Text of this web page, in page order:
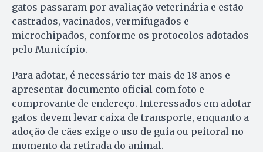
gatos passaram por avaliação veterinária e estão
castrados, vacinados, vermifugados e
microchipados, conforme os protocolos adotados
pelo Município.
Para adotar, é necessário ter mais de 18 anos e
apresentar documento oficial com foto e
comprovante de endereço. Interessados em adotar
gatos devem levar caixa de transporte, enquanto a
adoção de cães exige o uso de guia ou peitoral no
momento da retirada do animal.